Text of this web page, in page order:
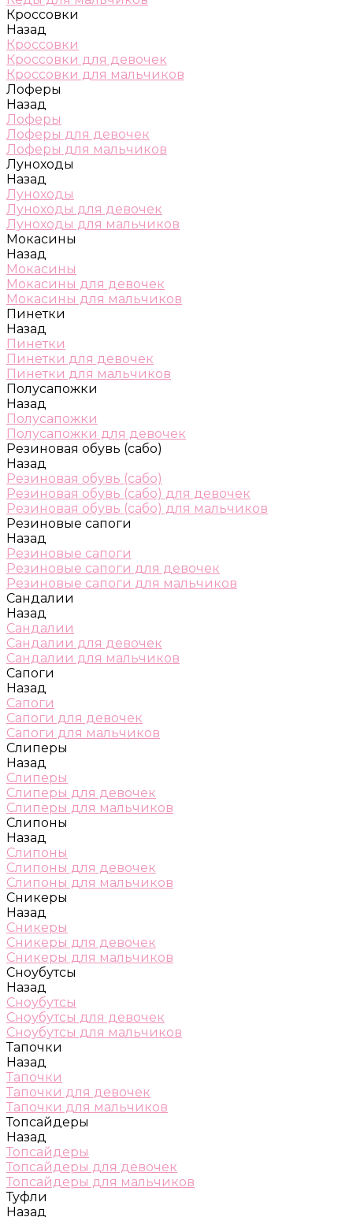
Кроссовки
Назад
Кроссовки
Кроссовки для девочек
Кроссовки для мальчиков
Лоферы
Назад
Лоферы
Лоферы для девочек
Лоферы для мальчиков
Луноходы
Назад
Луноходы
Луноходы для девочек
Луноходы для мальчиков
Мокасины
Назад
Мокасины
Мокасины для девочек
Мокасины для мальчиков
Пинетки
Назад
Пинетки
Пинетки для девочек
Пинетки для мальчиков
Полусапожки
Назад
Полусапожки
Полусапожки для девочек
Резиновая обувь (сабо)
Назад
Резиновая обувь (сабо)
Резиновая обувь (сабо) для девочек
Резиновая обувь (сабо) для мальчиков
Резиновые сапоги
Назад
Резиновые сапоги
Резиновые сапоги для девочек
Резиновые сапоги для мальчиков
Сандалии
Назад
Сандалии
Сандалии для девочек
Сандалии для мальчиков
Сапоги
Назад
Сапоги
Сапоги для девочек
Сапоги для мальчиков
Слиперы
Назад
Слиперы
Слиперы для девочек
Слиперы для мальчиков
Слипоны
Назад
Слипоны
Слипоны для девочек
Слипоны для мальчиков
Сникеры
Назад
Сникеры
Сникеры для девочек
Сникеры для мальчиков
Сноубутсы
Назад
Сноубутсы
Сноубутсы для девочек
Сноубутсы для мальчиков
Тапочки
Назад
Тапочки
Тапочки для девочек
Тапочки для мальчиков
Топсайдеры
Назад
Топсайдеры
Топсайдеры для девочек
Топсайдеры для мальчиков
Туфли
Назад